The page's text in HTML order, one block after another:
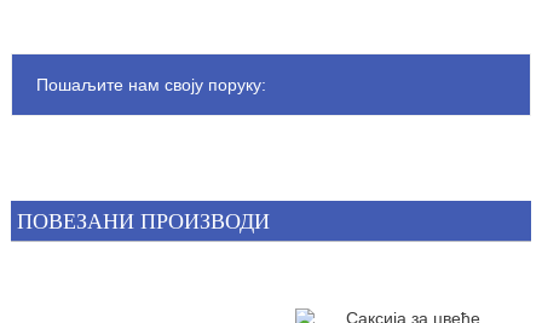
Пошаљите нам своју поруку:
ПОВЕЗАНИ ПРОИЗВОДИ